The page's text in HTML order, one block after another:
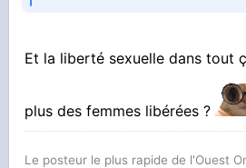
Et la liberté sexuelle dans tout
plus des femmes libérées ?
Le posteur le plus rapide de l'Ouest